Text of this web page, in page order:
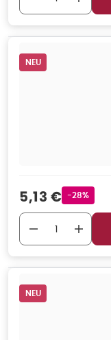
NEU
5,13 € -28%
NEU